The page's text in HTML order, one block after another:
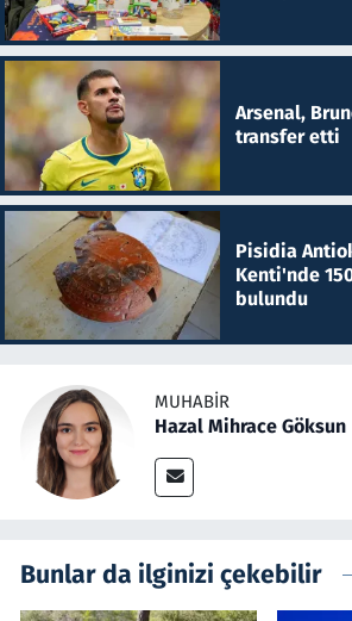
Arsenal,
transfer etti
Pisidia
Kenti'nde
bulundu
MUHABIR
Hazal Mihrace Göksun
Bunlar da ilginizi çekebilir